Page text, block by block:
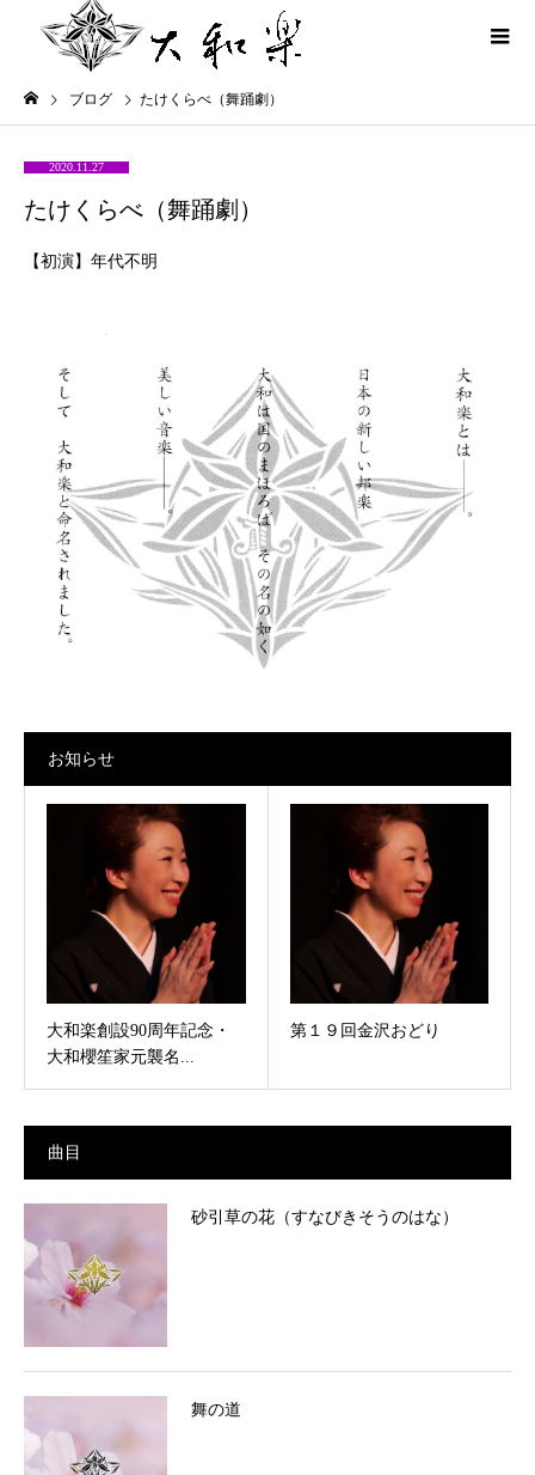
ブログ たけくらべ（舞踊劇）
2020.11.27
たけくらべ（舞踊劇）
【初演】年代不明
お知らせ
大和楽創設90周年記念・
大和櫻笙家元襲名...
第１９回金沢おどり
曲目
砂引草の花（すなびきそうのはな）
舞の道